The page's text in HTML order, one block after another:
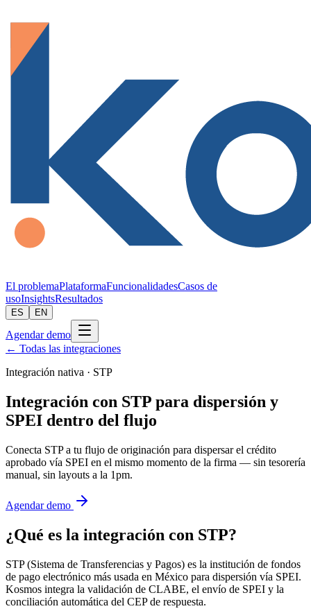
El problemaPlataformaFuncionalidadesCasos de
usoInsightsResultados
ES EN
Agendar demo
← Todas las integraciones
Integración nativa · STP
Integración con STP para dispersión y
SPEI dentro del flujo
Conecta STP a tu flujo de originación para dispersar el crédito
aprobado vía SPEI en el mismo momento de la firma — sin tesorería
manual, sin layouts a la 1pm.
Agendar demo
¿Qué es la integración con STP?
STP (Sistema de Transferencias y Pagos) es la institución de fondos
de pago electrónico más usada en México para dispersión vía SPEI.
Kosmos integra la validación de CLABE, el envío de SPEI y la
conciliación automática del CEP de respuesta.